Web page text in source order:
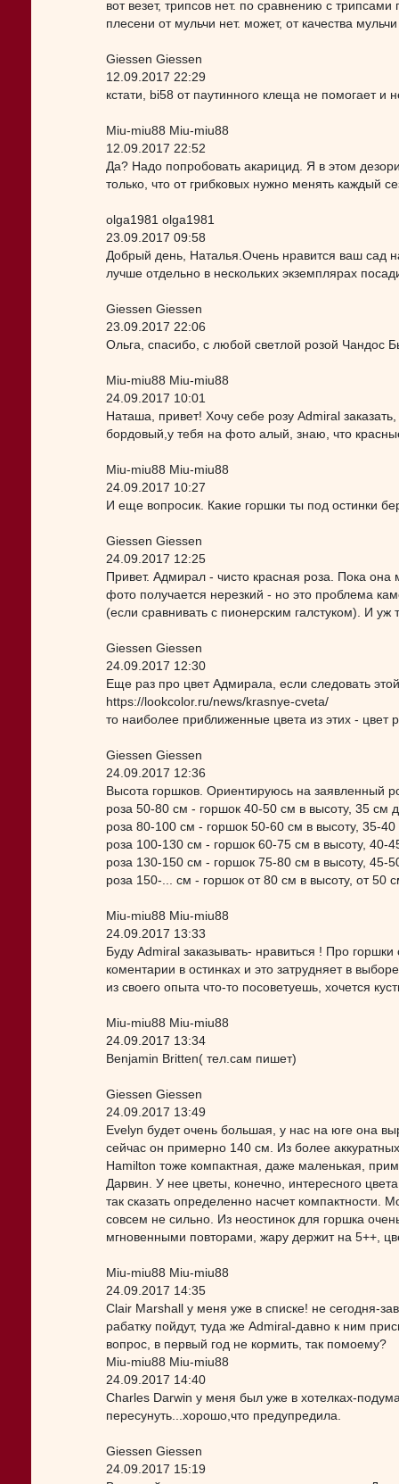
вот везет, трипсов нет. по сравнению с
плесени от мульчи нет. может, от качества
Giessen Giessen
12.09.2017 22:29
кстати, bi58 от паутинного клеща не помогает и
Miu-miu88 Miu-miu88
12.09.2017 22:52
Да? Надо попробовать акарицид. Я в этом
только, что от грибковых нужно менять каждый
olga1981 olga1981
23.09.2017 09:58
Добрый день, Наталья.Очень нравится ваш сад
лучше отдельно в нескольких экземплярах
Giessen Giessen
23.09.2017 22:06
Ольга, спасибо, с любой светлой розой Чандос
Miu-miu88 Miu-miu88
24.09.2017 10:01
Наташа, привет! Хочу себе розу Admiral
бордовый,у тебя на фото алый, знаю, что
Miu-miu88 Miu-miu88
24.09.2017 10:27
И еще вопросик. Какие горшки ты под остинки
Giessen Giessen
24.09.2017 12:25
Привет. Адмирал - чисто красная роза. Пока
фото получается нерезкий - но это проблема
(если сравнивать с пионерским галстуком). И
Giessen Giessen
24.09.2017 12:30
Еще раз про цвет Адмирала, если следовать
https://lookcolor.ru/news/krasnye-cveta/
то наиболее приближенные цвета из этих -
Giessen Giessen
24.09.2017 12:36
Высота горшков. Ориентируюсь на заявленный
роза 50-80 см - горшок 40-50 см в высоту, 35 см
роза 80-100 см - горшок 50-60 см в высоту, 35-
роза 100-130 см - горшок 60-75 см в высоту, 40-
роза 130-150 см - горшок 75-80 см в высоту, 45-
роза 150-... см - горшок от 80 см в высоту, от 50
Miu-miu88 Miu-miu88
24.09.2017 13:33
Буду Admiral заказывать- нравиться ! Про
коментарии в остинках и это затрудняет в
из своего опыта что-то посоветуешь, хочется
Miu-miu88 Miu-miu88
24.09.2017 13:34
Benjamin Britten( тел.сам пишет)
Giessen Giessen
24.09.2017 13:49
Evelyn будет очень большая, у нас на юге она
сейчас он примерно 140 см. Из более
Hamilton тоже компактная, даже маленькая,
Дарвин. У нее цветы, конечно, интересного
так сказать определенно насчет компактности.
совсем не сильно. Из неостинок для горшка
мгновенными повторами, жару держит на 5++,
Miu-miu88 Miu-miu88
24.09.2017 14:35
Clair Marshall у меня уже в списке! не сегодня-
рабатку пойдут, туда же Admiral-давно к ним
вопрос, в первый год не кормить, так помоему?
Miu-miu88 Miu-miu88
24.09.2017 14:40
Charles Darwin у меня был уже в хотелках-
пересунуть...хорошо,что предупредила.
Giessen Giessen
24.09.2017 15:19